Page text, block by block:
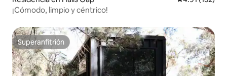
¡Cómodo, limpio y céntrico!
Superanfitrión
Superanfitrión